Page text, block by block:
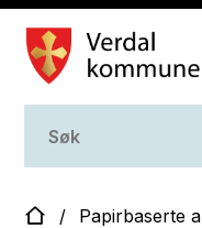
Du er her:Papirbaserte